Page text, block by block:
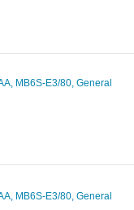
MB6S-E3/80, General
MB6S-E3/80, General